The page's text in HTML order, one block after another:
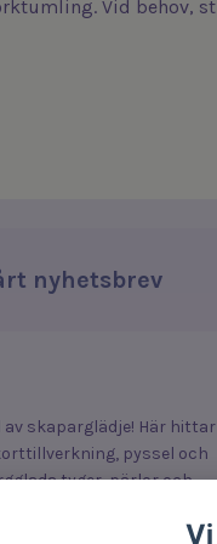
Vid behov,
nyhetsbrev
skaparglädje! Här hittar
pyssel och
tyger, pärlor och
enkla produkter som